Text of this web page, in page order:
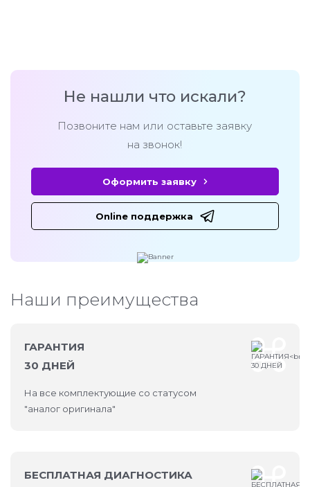
Не нашли что искали?
Позвоните нам или оставьте заявку
на звонок!
Оформить заявку
Online поддержка
Наши преимущества
ГАРАНТИЯ
30 ДНЕЙ
На все комплектующие со статусом
"аналог оригинала"
БЕСПЛАТНАЯ ДИАГНОСТИКА